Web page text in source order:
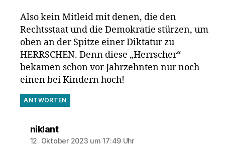
Also kein Mitleid mit denen, die den
Rechtsstaat und die Demokratie stürzen, um
oben an der Spitze einer Diktatur zu
HERRSCHEN. Denn diese „Herrscher“
bekamen schon vor Jahrzehnten nur noch
einen bei Kindern hoch!
ANTWORTEN
niklantsagt:
12. Oktober 2023 um 17:49 Uhr